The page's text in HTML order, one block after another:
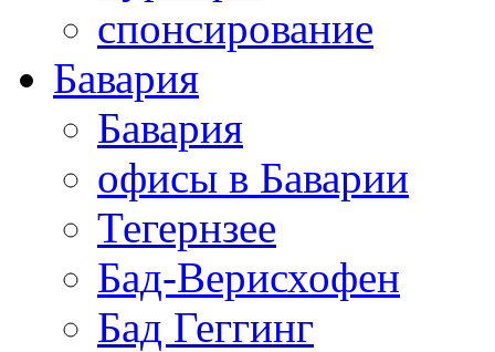
спонсирование
Бавария
Бавария
офисы в Баварии
Тегернзее
Бад-Верисхофен
Бад Геггинг